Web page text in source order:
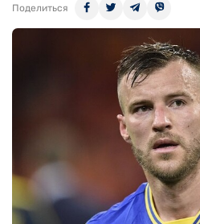
Поделиться